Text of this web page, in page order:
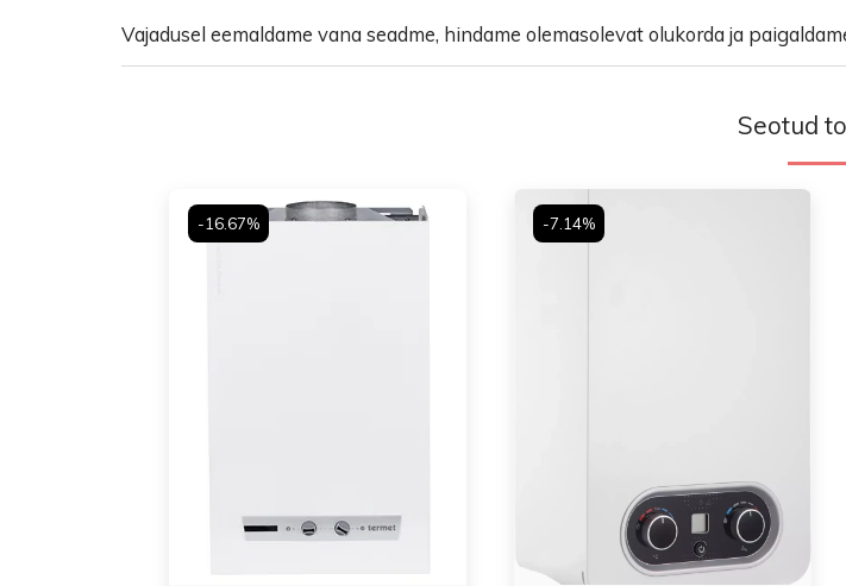
Vajadusel eemaldame vana seadme, hindame olemasolevat olukorda ja
Seotud
-16.67% -7.14%